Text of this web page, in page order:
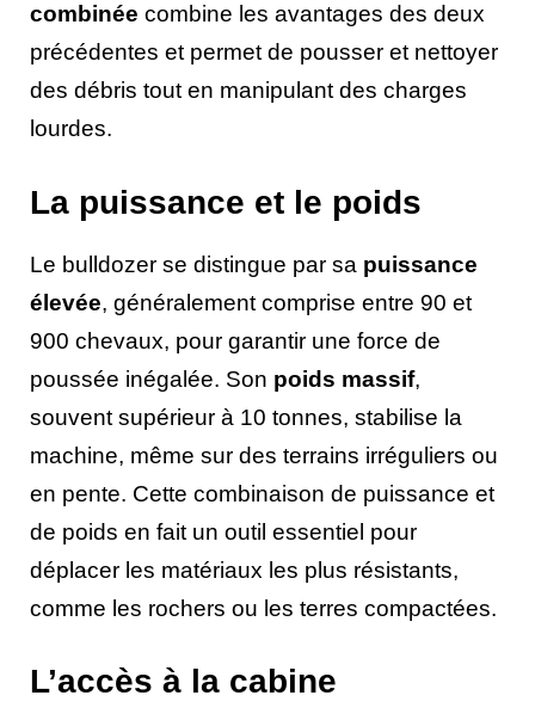
combinée combine les avantages des deux
précédentes et permet de pousser et nettoyer
des débris tout en manipulant des charges
lourdes.
La puissance et le poids
Le bulldozer se distingue par sa puissance
élevée, généralement comprise entre 90 et
900 chevaux, pour garantir une force de
poussée inégalée. Son poids massif,
souvent supérieur à 10 tonnes, stabilise la
machine, même sur des terrains irréguliers ou
en pente. Cette combinaison de puissance et
de poids en fait un outil essentiel pour
déplacer les matériaux les plus résistants,
comme les rochers ou les terres compactées.
L’accès à la cabine